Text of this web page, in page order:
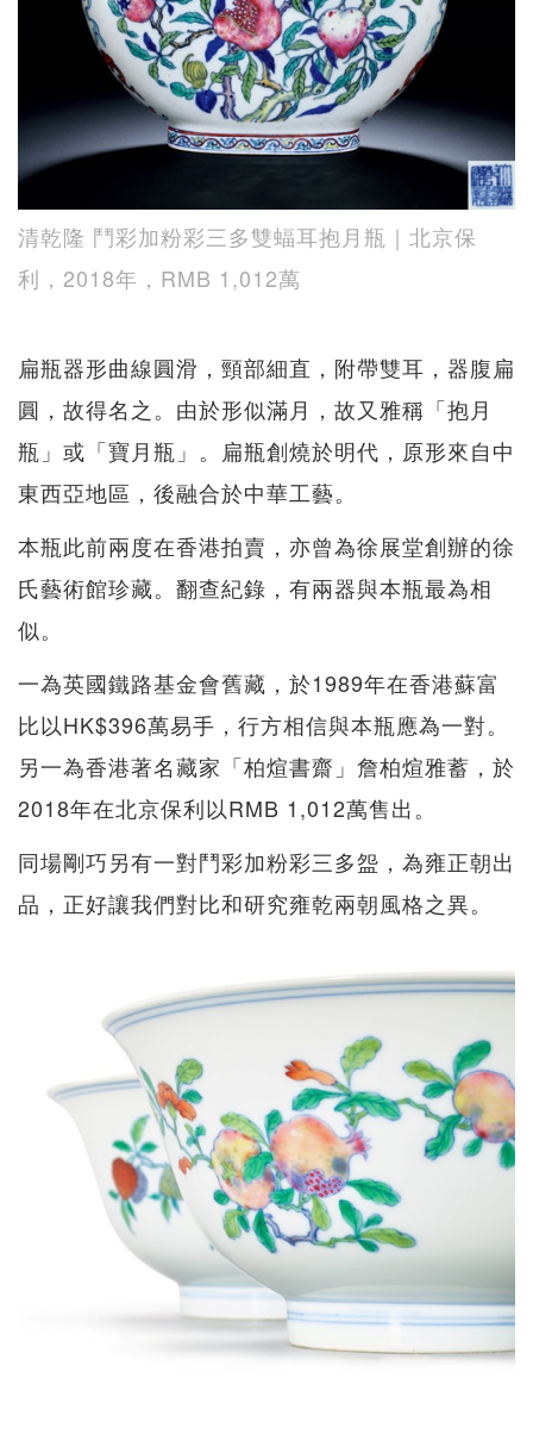
清乾隆 鬥彩加粉彩三多雙蝠耳抱月瓶｜北京保
利，2018年，RMB 1,012萬
扁瓶器形曲線圓滑，頸部細直，附帶雙耳，器腹扁
圓，故得名之。由於形似滿月，故又雅稱「抱月
瓶」或「寶月瓶」。扁瓶創燒於明代，原形來自中
東西亞地區，後融合於中華工藝。
本瓶此前兩度在香港拍賣，亦曾為徐展堂創辦的徐
氏藝術館珍藏。翻查紀錄，有兩器與本瓶最為相
似。
一為英國鐵路基金會舊藏，於1989年在香港蘇富
比以HK$396萬易手，行方相信與本瓶應為一對。
另一為香港著名藏家「柏煊書齋」詹柏煊雅蓄，於
2018年在北京保利以RMB 1,012萬售出。
同場剛巧另有一對鬥彩加粉彩三多盌，為雍正朝出
品，正好讓我們對比和研究雍乾兩朝風格之異。